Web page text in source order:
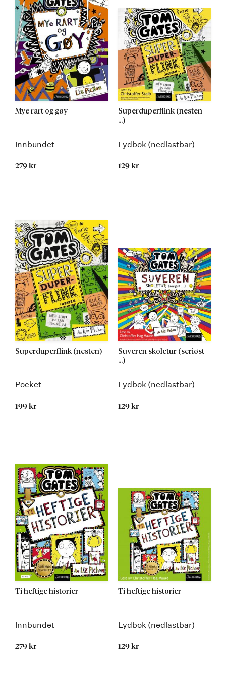
Mye rart og gøy
Innbundet
279 kr
Superduperflink (nesten
...)
Lydbok (nedlastbar)
129 kr
Superduperflink (nesten)
Pocket
199 kr
Suveren skoletur (seriøst
...)
Lydbok (nedlastbar)
129 kr
Ti heftige historier
Innbundet
279 kr
Ti heftige historier
Lydbok (nedlastbar)
129 kr